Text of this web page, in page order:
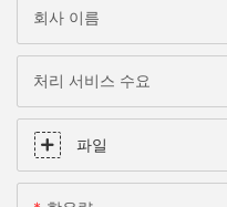
회사 이름
처리 서비스 수요
파일